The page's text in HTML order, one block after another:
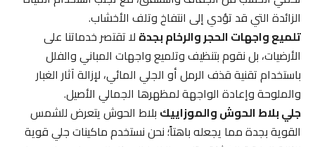
الزائدة التي قد تؤدي إلى انتفاخ وتلف الأخشاب.
تلميع واجهات الحجر والرخام بجدةلا تقتصر خدماتنا على
الأرضيات، بل نقوم بتنظيف وتلميع واجهات المباني والفلل
باستخدام تقنية قذف الرمل أو الجلي المائي، لإزالة آثار الغبار
والملوحة وإعادة الواجهة لمظهرها الجمالي الأصيل.
جلي بلاط الحوش والموزاييكبلاط الحوش يتعرض للشمس
القوية بجدة مما يجعله باهتاً؛ نحن نستخدم ماكينات جلي قوية